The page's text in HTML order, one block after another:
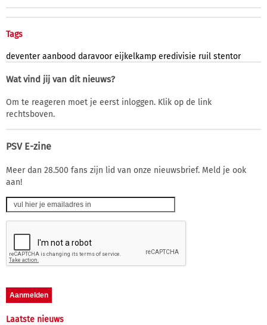
Tags
deventer aanbood daravoor eijkelkamp eredivisie ruil stentor
Wat vind jij van dit nieuws?
Om te reageren moet je eerst inloggen. Klik op de link
rechtsboven.
PSV E-zine
Meer dan 28.500 fans zijn lid van onze nieuwsbrief. Meld je ook
aan!
Laatste nieuws